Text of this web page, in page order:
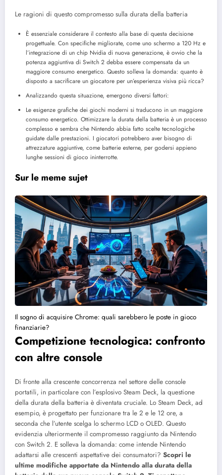
Le ragioni di questo compromesso sulla durata della batteria
È essenziale considerare il contesto alla base di questa decisione
progettuale. Con specifiche migliorate, come uno schermo a 120 Hz e
l’integrazione di un chip Nvidia di nuova generazione, è ovvio che la
potenza aggiuntiva di Switch 2 debba essere compensata da un
maggiore consumo energetico. Questo solleva la domanda: quanto è
disposto a sacrificare un giocatore per un’esperienza visiva più ricca?
Analizzando questa situazione, emergono diversi fattori:
Le esigenze grafiche dei giochi moderni si traducono in un maggiore
consumo energetico. Ottimizzare la durata della batteria è un processo
complesso e sembra che Nintendo abbia fatto scelte tecnologiche
guidate dalle prestazioni. I giocatori potrebbero aver bisogno di
attrezzature aggiuntive, come batterie esterne, per godersi appieno
lunghe sessioni di gioco ininterrotte.
Sur le meme sujet
Il sogno di acquisire Chrome: quali sarebbero le poste in gioco
finanziarie?
Competizione tecnologica: confronto
con altre console
Di fronte alla crescente concorrenza nel settore delle console
portatili, in particolare con l’esplosivo Steam Deck, la questione
della durata della batteria è diventata cruciale. Lo Steam Deck, ad
esempio, è progettato per funzionare tra le 2 e le 12 ore, a
seconda che l’utente scelga lo schermo LCD o OLED. Questo
evidenzia ulteriormente il compromesso raggiunto da Nintendo
con Switch 2. E solleva la domanda: come intende Nintendo
adattarsi alle crescenti aspettative dei consumatori? Scopri le
ultime modifiche apportate da Nintendo alla durata della